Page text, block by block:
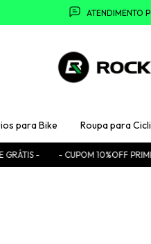
ATENDIMENTO
para Bike Roupa para
- CUPOM 10%OFF PRIMEIRA